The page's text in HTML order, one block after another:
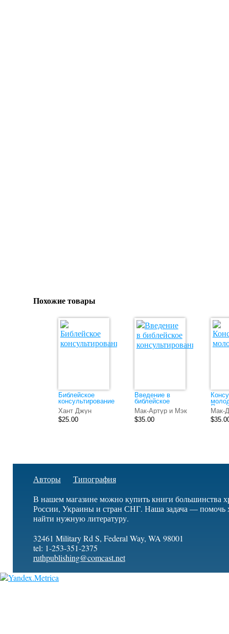
Похожие товары
Библейское
консультирование
Хант Джун
$25.00
Введение в
библейское
консультирование
Мак-Артур и Мэк
Уэйн
$35.00
Мак-
Джош
Авторы
Типография
В нашем магазине можно купить книги большинства
России, Украины и стран СНГ. Наша задача — помочь
найти нужную литературу.
32461 Military Rd S, Federal Way, WA 98001
tel: 1-253-351-2375
ruthpublishing@comcast.net